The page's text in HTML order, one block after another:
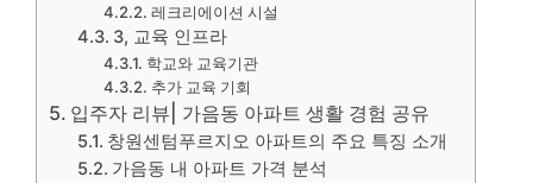
레크리에이션 시설
3, 교육 인프라
학교와 교육기관
추가 교육 기회
입주자 리뷰| 가음동 아파트 생활 경험 공유
창원센텀푸르지오 아파트의 주요 특징 소개
가음동 내 아파트 가격 분석